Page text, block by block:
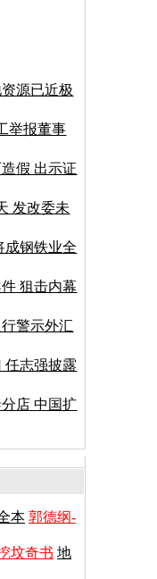
源已近极
举报董事
假 出示证
发改委未
成钢铁业全
狙击内幕
警示外汇
任志强披露
店 中国扩
本 郭德纲-
坟奇书 地